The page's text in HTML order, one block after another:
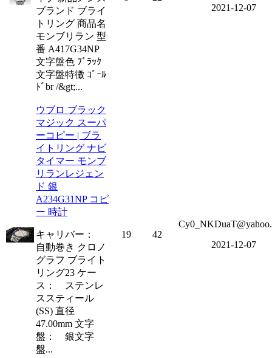
ブランド ブライ
トリング 商品名
モンブリラン 型
番 A417G34NP
文字盤色 ﾌﾞﾗｯｸ
文字盤特徴 ｺﾞｰﾙ
ﾄﾞbr /&gt;...
2021-12-07
ウブロ ブラック
マジック スーパ
ーコピー | ブラ
イトリング ナビ
タイマー モンブ
リランレジェン
ド 銀
A234G31NP コピ
ー 時計
キャリバー：
自動巻き クロノ
グラフ ブライト
リング23 ケー
ス： ステンレ
ススティール
(SS) 直径
47.00mm 文字
盤： 銀文字
盤...
19 42
2021-12-07